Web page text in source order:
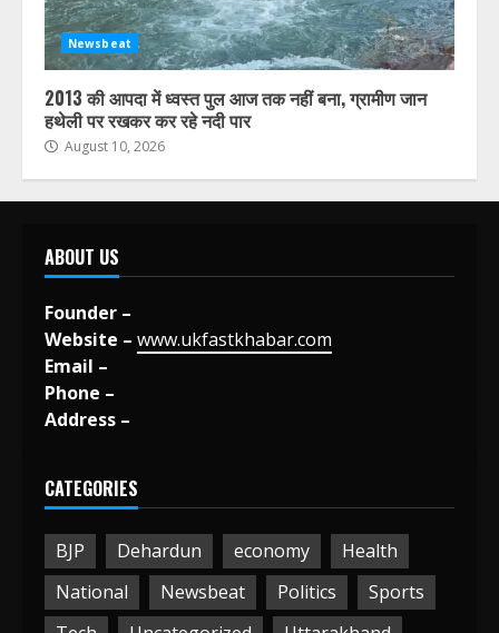
Newsbeat
2013 की आपदा में ध्वस्त पुल आज तक नहीं बना, ग्रामीण जान
हथेली पर रखकर कर रहे नदी पार
August 10, 2026
ABOUT US
Founder –
Website – www.ukfastkhabar.com
Email –
Phone –
Address –
CATEGORIES
BJP Dehardun economy
Health
National
Newsbeat Politics
Sports